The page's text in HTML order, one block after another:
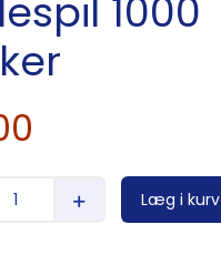
1000
Læg i kurv